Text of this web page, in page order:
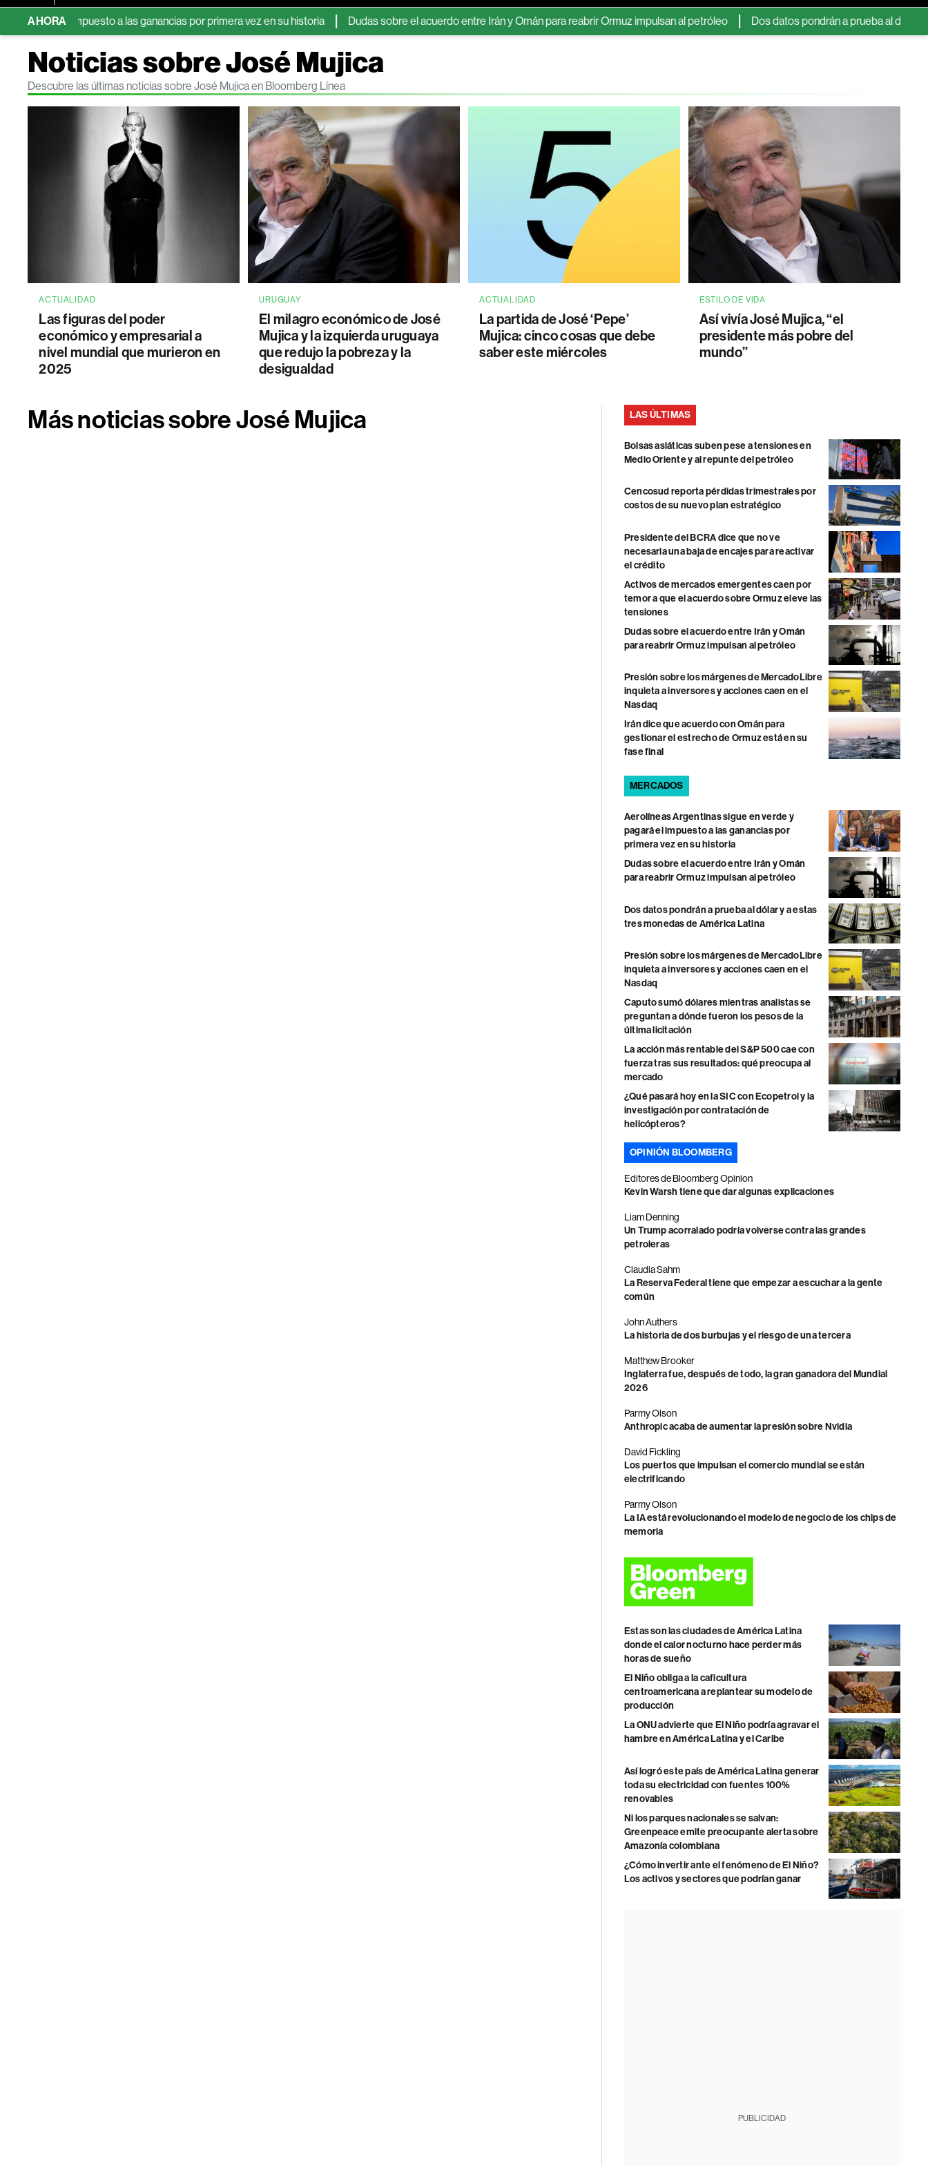
AHORA
el impuesto a las ganancias por primera vez en su historia Dudas sobre el acuerdo entre Irán y Omán para reabrir Ormuz impulsan al petróleo Dos datos pondrán a prueba al dólar y a estas
Noticias sobre José Mujica
Descubre las últimas noticias sobre José Mujica en Bloomberg Línea
ACTUALIDAD
Las figuras del poder
económico y empresarial a
nivel mundial que murieron en
2025
URUGUAY
El milagro económico de José
Mujica y la izquierda uruguaya
que redujo la pobreza y la
desigualdad
ACTUALIDAD
La partida de José ‘Pepe’
Mujica: cinco cosas que debe
saber este miércoles
ESTILO DE VIDA
Así vivía José Mujica, “el
presidente más pobre del
mundo”
Más noticias sobre José Mujica LAS ÚLTIMAS
Bolsas asiáticas suben pese a tensiones en
Medio Oriente y al repunte del petróleo
Cencosud reporta pérdidas trimestrales por
costos de su nuevo plan estratégico
Presidente del BCRA dice que no ve
necesaria una baja de encajes para reactivar
el crédito
Activos de mercados emergentes caen por
temor a que el acuerdo sobre Ormuz eleve las
tensiones
Dudas sobre el acuerdo entre Irán y Omán
para reabrir Ormuz impulsan al petróleo
Presión sobre los márgenes de MercadoLibre
inquieta a inversores y acciones caen en el
Nasdaq
Irán dice que acuerdo con Omán para
gestionar el estrecho de Ormuz está en su
fase final
MERCADOS
Aerolíneas Argentinas sigue en verde y
pagará el impuesto a las ganancias por
primera vez en su historia
Dudas sobre el acuerdo entre Irán y Omán
para reabrir Ormuz impulsan al petróleo
Dos datos pondrán a prueba al dólar y a estas
tres monedas de América Latina
Presión sobre los márgenes de MercadoLibre
inquieta a inversores y acciones caen en el
Nasdaq
Caputo sumó dólares mientras analistas se
preguntan a dónde fueron los pesos de la
última licitación
La acción más rentable del S&P 500 cae con
fuerza tras sus resultados: qué preocupa al
mercado
¿Qué pasará hoy en la SIC con Ecopetrol y la
investigación por contratación de
helicópteros?
OPINIÓN BLOOMBERG
Editores de Bloomberg Opinion
Kevin Warsh tiene que dar algunas explicaciones
Liam Denning
Un Trump acorralado podría volverse contra las grandes
petroleras
Claudia Sahm
La Reserva Federal tiene que empezar a escuchar a la gente
común
John Authers
La historia de dos burbujas y el riesgo de una tercera
Matthew Brooker
Inglaterra fue, después de todo, la gran ganadora del Mundial
2026
Parmy Olson
Anthropic acaba de aumentar la presión sobre Nvidia
David Fickling
Los puertos que impulsan el comercio mundial se están
electrificando
Parmy Olson
La IA está revolucionando el modelo de negocio de los chips de
memoria
Estas son las ciudades de América Latina
donde el calor nocturno hace perder más
horas de sueño
El Niño obliga a la caficultura
centroamericana a replantear su modelo de
producción
La ONU advierte que El Niño podría agravar el
hambre en América Latina y el Caribe
Así logró este país de América Latina generar
toda su electricidad con fuentes 100%
renovables
Ni los parques nacionales se salvan:
Greenpeace emite preocupante alerta sobre
Amazonía colombiana
¿Cómo invertir ante el fenómeno de El Niño?
Los activos y sectores que podrían ganar
PUBLICIDAD